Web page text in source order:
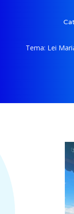
Tema: Lei